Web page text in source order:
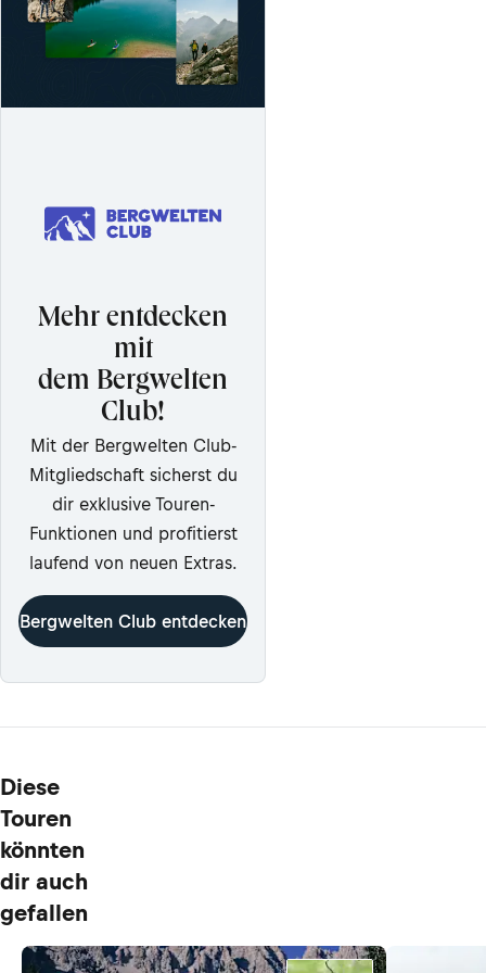
Mehr entdecken
mit
dem Bergwelten
Club!
Mit der Bergwelten Club-
Mitgliedschaft sicherst du
dir exklusive Touren-
Funktionen und profitierst
laufend von neuen Extras.
Bergwelten Club entdecken
Diese
Touren
könnten
dir auch
gefallen